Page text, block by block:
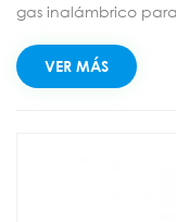
gas inalámbrico
electroquímico de
alto rendimiento
VER MÁS